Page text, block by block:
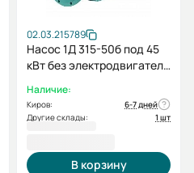
02.03.215789
Насос 1Д 315-50б под 45
кВт без электродвигателя
Наличие:
Киров:
6-7 дней
Другие склады:
1 шт
В корзину